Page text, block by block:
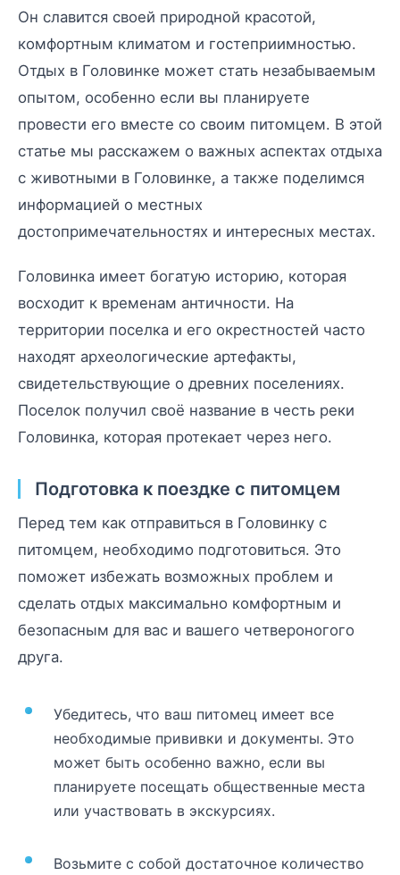
Он славится своей природной красотой,
комфортным климатом и гостеприимностью.
Отдых в Головинке может стать незабываемым
опытом, особенно если вы планируете
провести его вместе со своим питомцем. В этой
статье мы расскажем о важных аспектах отдыха
с животными в Головинке, а также поделимся
информацией о местных
достопримечательностях и интересных местах.
Головинка имеет богатую историю, которая
восходит к временам античности. На
территории поселка и его окрестностей часто
находят археологические артефакты,
свидетельствующие о древних поселениях.
Поселок получил своё название в честь реки
Головинка, которая протекает через него.
Подготовка к поездке с питомцем
Перед тем как отправиться в Головинку с
питомцем, необходимо подготовиться. Это
поможет избежать возможных проблем и
сделать отдых максимально комфортным и
безопасным для вас и вашего четвероногого
друга.
Убедитесь, что ваш питомец имеет все
необходимые прививки и документы. Это
может быть особенно важно, если вы
планируете посещать общественные места
или участвовать в экскурсиях.
Возьмите с собой достаточное количество